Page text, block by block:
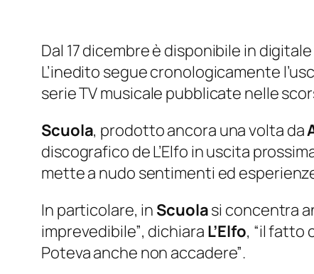
Dal 17 dicembre è disponibile in
L’inedito segue cronologicamente
serie TV musicale pubblicate nelle
Scuola, prodotto ancora una volta da
discografico de L’Elfo in uscita
mette a nudo sentimenti ed
In particolare, in Scuolasi concentra
imprevedibile”, dichiara L’Elfo, “il fatto
Poteva anche non accadere”.